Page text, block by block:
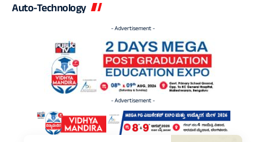
Auto-Technology
- Advertisement -
- Advertisement -